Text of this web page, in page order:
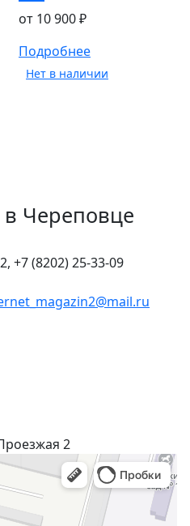
от 10 900 ₽
Подробнее
Нет в наличии
в Череповце
+7 (8202) 25-33-09
2